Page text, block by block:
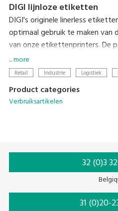
DIGI lijnloze etiketten
DIGI's originele linerless
optimaal gebruik te maken
van onze etikettenprinters. De
gebruikelijk waren bij het
niet meer nodig. Niet alleen is er
de vereiste hoeveelheid
de etiketgrootte tot een
... more
Retail Industrie Logistiek
Product categories
Verbruiksartikelen
32 (0)3
31 (0)20-